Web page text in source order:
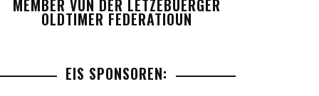
MEMBER VUN DER LETZEBUERGER
OLDTIMER FEDERATIOUN
EIS SPONSOREN: